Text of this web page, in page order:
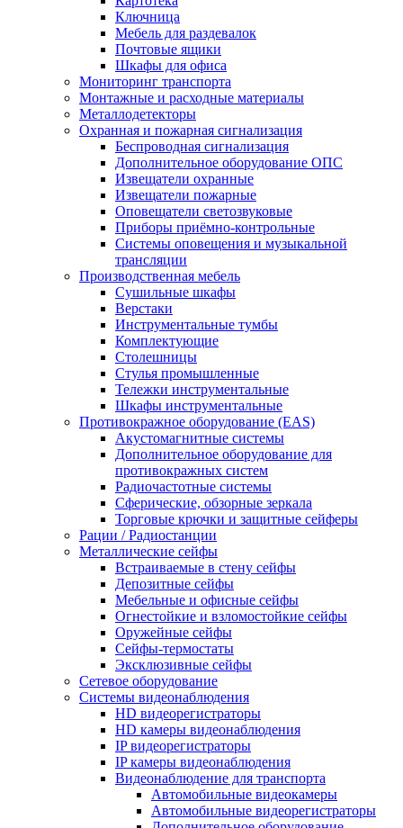
Ключница
Мебель для раздевалок
Почтовые ящики
Шкафы для офиса
Мониторинг транспорта
Монтажные и расходные материалы
Металлодетекторы
Охранная и пожарная сигнализация
Беспроводная сигнализация
Дополнительное оборудование ОПС
Извещатели охранные
Извещатели пожарные
Оповещатели светозвуковые
Приборы приёмно-контрольные
Системы оповещения и музыкальной
трансляции
Производственная мебель
Cушильные шкафы
Верстаки
Инструментальные тумбы
Комплектующие
Столешницы
Стулья промышленные
Тележки инструментальные
Шкафы инструментальные
Противокражное оборудование (EAS)
Акустомагнитные системы
Дополнительное оборудование для
противокражных систем
Радиочастотные системы
Сферические, обзорные зеркала
Торговые крючки и защитные сейферы
Рации / Радиостанции
Металлические сейфы
Встраиваемые в стену сейфы
Депозитные сейфы
Мебельные и офисные сейфы
Огнестойкие и взломостойкие сейфы
Оружейные сейфы
Сейфы-термостаты
Эксклюзивные сейфы
Сетевое оборудование
Системы видеонаблюдения
HD видеорегистраторы
HD камеры видеонаблюдения
IP видеорегистраторы
IP камеры видеонаблюдения
Видеонаблюдение для транспорта
Автомобильные видеокамеры
Автомобильные видеорегистраторы